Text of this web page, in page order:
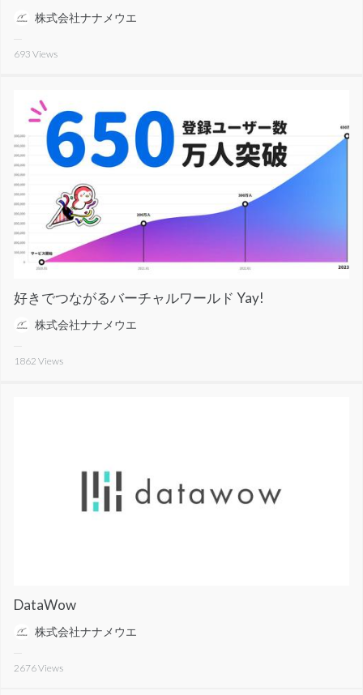
株式会社ナナメウエ
693 Views
好きでつながるバーチャルワールド Yay!
株式会社ナナメウエ
1862 Views
DataWow
株式会社ナナメウエ
2676Views